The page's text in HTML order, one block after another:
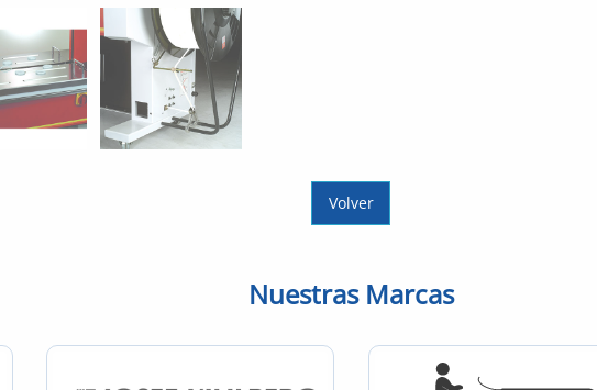
Volver
Nuestras Marcas